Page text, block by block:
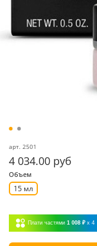
арт. 2501
4 034.00 руб
Объем
15 мл
Плати частями 1 008 ₽ x 4